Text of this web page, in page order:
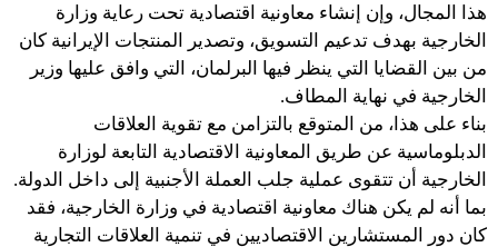
هذا المجال، وإن إنشاء معاونية اقتصادية تحت رعاية وزارة
الخارجية بهدف تدعيم التسويق، وتصدير المنتجات الإيرانية كان
من بين القضايا التي ينظر فيها البرلمان، التي وافق عليها وزير
الخارجية في نهاية المطاف.
بناء على هذا، من المتوقع بالتزامن مع تقوية العلاقات
الدبلوماسية عن طريق المعاونية الاقتصادية التابعة لوزارة
الخارجية أن تتقوى عملية جلب العملة الأجنبية إلى داخل الدولة.
بما أنه لم يكن هناك معاونية اقتصادية في وزارة الخارجية، فقد
كان دور المستشارين الاقتصاديين في تنمية العلاقات التجارية